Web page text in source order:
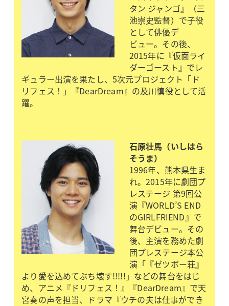
タン ジャンゴ』（三
池崇史監督）で子役
として俳優デ
ビュー。その後、
2015年に『仮面ライ
ダーゴースト』でレ
ギュラー出演を果たし、5次元プロジェクト「ド
リフェス！」『DearDream』の及川慎役として活
躍。
石原壮馬（いしはら
そうま）
1996年、熊本県生ま
れ。2015年に劇団プ
レステージ 第9回公
演『WORLD’S END
のGIRLFRIEND』で
舞台デビュー。その
後、主演を務めた劇
団プレステージ本公
演「『ゼツボー荘』
より愛を込めてぶち壊す!!!!!」などの舞台をはじ
め、アニメ『ドリフェス！』『DearDream』で天
宮奏の声を担当、ドラマ『ウチの夫は仕事ができ